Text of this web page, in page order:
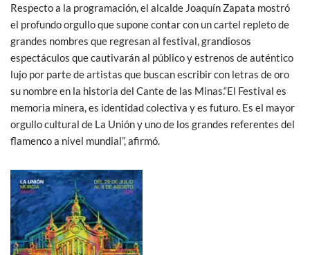
Respecto a la programación, el alcalde Joaquín Zapata mostró
el profundo orgullo que supone contar con un cartel repleto de
grandes nombres que regresan al festival, grandiosos
espectáculos que cautivarán al público y estrenos de auténtico
lujo por parte de artistas que buscan escribir con letras de oro
su nombre en la historia del Cante de las Minas.“El Festival es
memoria minera, es identidad colectiva y es futuro. Es el mayor
orgullo cultural de La Unión y uno de los grandes referentes del
flamenco a nivel mundial”, afirmó.